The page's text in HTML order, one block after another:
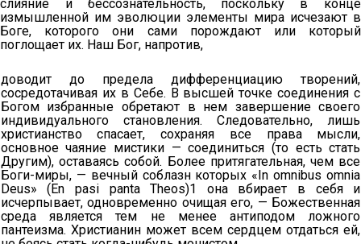
слияние и бессознательность, поскольку в конце
измышленной им эволюции элементы мира исчезают в
Боге, которого они сами порождают или который
поглощает их. Наш Бог, напротив,
доводит до предела дифференциацию творений,
сосредотачивая их в Себе. В высшей точке соединения с
Богом избранные обретают в нем завершение своего
индивидуального становления. Следовательно, лишь
христианство спасает, сохраняя все права мысли,
основное чаяние мистики — соединиться (то есть стать
Другим), оставаясь собой. Более притягательная, чем все
Боги-миры, — вечный соблазн которых «In omnibus omnia
Deus» (En pasi panta Theos)1 она вбирает в себя и
исчерпывает, одновременно очищая его, — Божественная
среда является тем не менее антиподом ложного
пантеизма. Христианин может всем сердцем отдаться ей,